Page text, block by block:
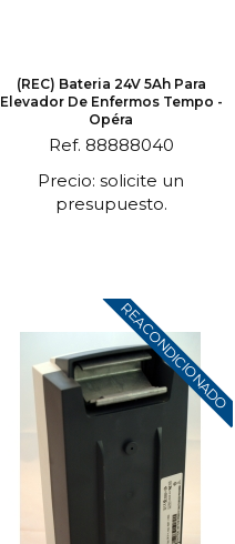
(REC) Bateria 24V 5Ah Para
Elevador De Enfermos Tempo -
Opéra
Ref. 88888040
Precio: solicite un
presupuesto.
REACONDICIONADO